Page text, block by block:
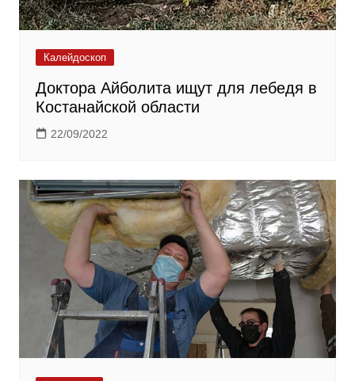
Калейдоскоп
Доктора Айболита ищут для лебедя в
Костанайской области
22/09/2022